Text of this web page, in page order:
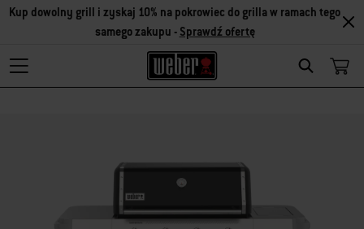
Search
Kup dowolny grill i zyskaj 10% na pokrowiec do grilla w ramach tego
samego zakupu - Sprawdź ofertę